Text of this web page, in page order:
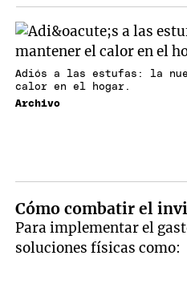
Adiós a las estufas: la
calor en el hogar.
Archivo
Cómo combatir el
Para implementar el
soluciones físicas como: